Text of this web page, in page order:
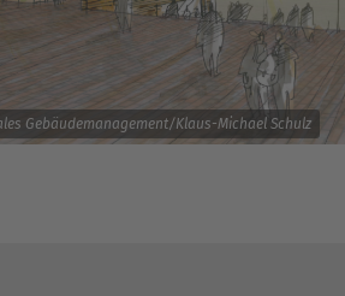
Gebäudemanagement/Klaus-Michael Schulz